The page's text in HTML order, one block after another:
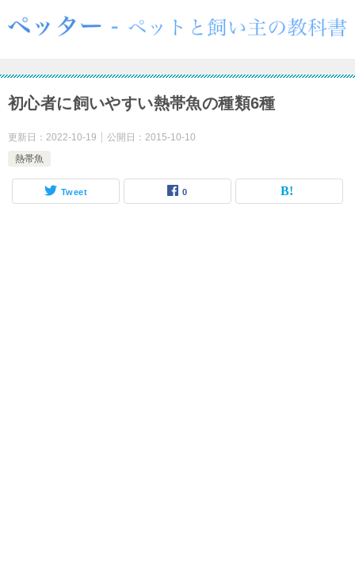
初心者に飼いやすい熱帯魚の種類6種
更新日： 2022-10-19 公開日： 2015-10-10
熱帯魚
Tweet 0